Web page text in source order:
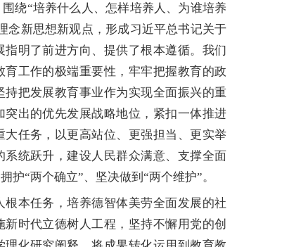
绕“培养什么人、怎样培养人、为谁培养
念新思想新观点，形成习近平总书记关于
明了前进方向、提供了根本遵循。我们
工作的极端重要性，牢牢把握教育的政
把发展教育事业作为实现全面振兴的重
出的优先发展战略地位，紧扣一体推进
任务，以更高站位、更强担当、更实举
统跃升，建设人民群众满意、支撑全面
护“两个确立”、坚决做到“两个维护”。
本任务，培养德智体美劳全面发展的社
时代立德树人工程，坚持不懈用党的创